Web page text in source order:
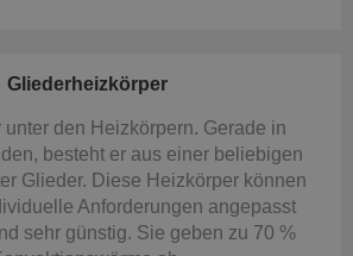
Gliederheizkörper
unter den Heizkörpern. Gerade in
besteht er aus einer beliebigen
Glieder. Diese Heizkörper können
Anforderungen angepasst
sehr günstig. Sie geben zu 70 %